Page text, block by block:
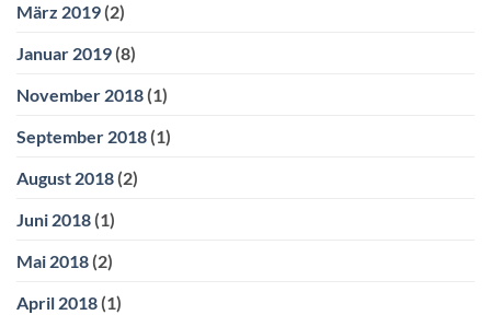
März 2019 (2)
Januar 2019 (8)
November 2018 (1)
September 2018 (1)
August 2018 (2)
Juni 2018 (1)
Mai 2018 (2)
April 2018 (1)